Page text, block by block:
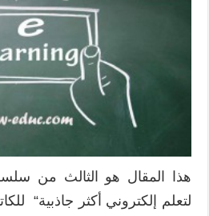
هذا المقال هو الثالث من
لتعلم إلكتروني أكثر جاذبية“